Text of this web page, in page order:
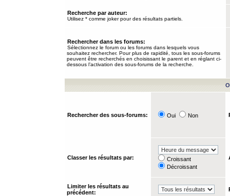
Recherche par auteur:
Utilisez * comme joker pour des résultats partiels.
Rechercher dans les forums:
Sélectionnez le forum ou les forums dans lesquels vous
souhaitez rechercher. Pour plus de rapidité, tous les sous-forums
peuvent être recherchés en choisissant le parent et en réglant ci-
dessous l’activation des sous-forums de la recherche.
Rechercher des sous-forums: Oui Non
Classer les résultats par:
Croissant
Décroissant
Limiter les résultats au
précédent: